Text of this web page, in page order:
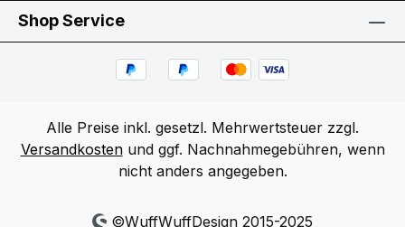
Shop Service
Alle Preise inkl. gesetzl. Mehrwertsteuer zzgl.
Versandkostenund ggf. Nachnahmegebühren, wenn
nicht anders angegeben.
©WuffWuffDesign 2015-2025